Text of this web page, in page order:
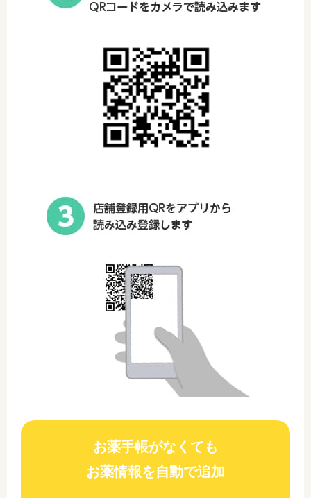
お薬手帳がなくても
お薬情報を自動で追加